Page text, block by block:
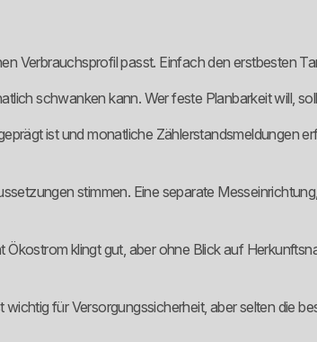
Verbrauchsprofil passt. Einfach den erstbesten
schwanken kann. Wer feste Planbarkeit will,
ist und monatliche Zählerstandsmeldungen
stimmen. Eine separate
klingt gut, aber ohne Blick auf
für Versorgungssicherheit, aber selten die